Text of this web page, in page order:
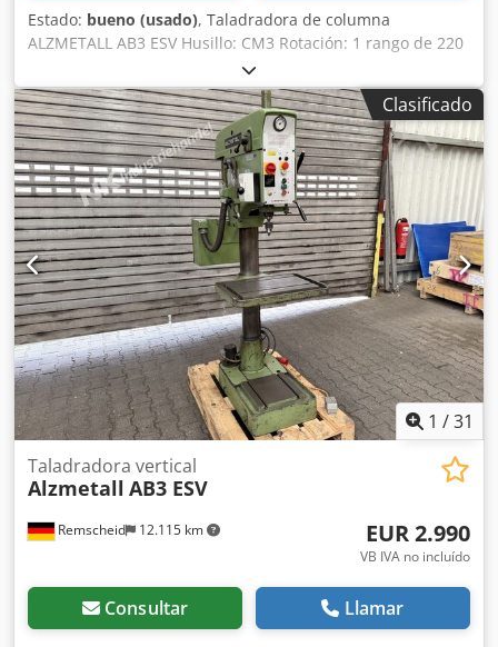
Estado: bueno (usado), Taladradora de columna
ALZMETALL AB3 ESV Husillo: CM3 Rotación: 1 rango de 220
a 800 RPM + 1 rango de 800 a 2900 RPM Csdpjzmxw Ejfx
Apcerf Tamaño de la mesa: Longitud 615 mm x Ancho 470
mm Recorrido del husillo: 160 mm Profundidad de la
garganta: 280 mm Ajuste de velocidad mediante
transmisión por correa Mesa giratoria a 360° Descenso
automático 3 velocidades: 0,006 - 0,12 - 0,18 mm/min.
Bomba de lubricante Voltaje: 380 V Ancho: 800 mm
Profundidad: 1300 mm Altura total: 1900 mm Peso: aprox.
800 kg
Clasificado
1 /31
Remscheid 12.115 km
Taladradora vertical
Alzmetall AB3 ESV
EUR 2.990
VB IVA no incluído
Consultar Llamar